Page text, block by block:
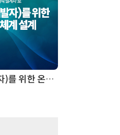
AI 핀옵스 실전 세미나: 폭증하는 AI 토큰 비용 관리 전략